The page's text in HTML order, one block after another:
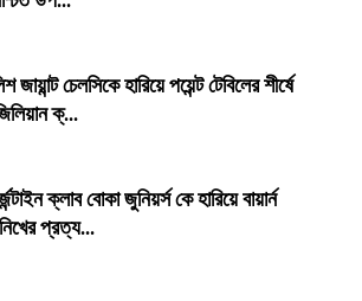
জায়ান্ট চেলসিকে হারিয়ে পয়েন্ট টেবিলের শীর্ষে
ক্...
ক্লাব বোকা জুনিয়র্স কে হারিয়ে বায়ার্ন
প্রত্য...